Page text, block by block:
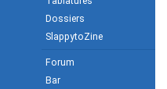
Dossiers
SlappytoZine
Forum
Bar